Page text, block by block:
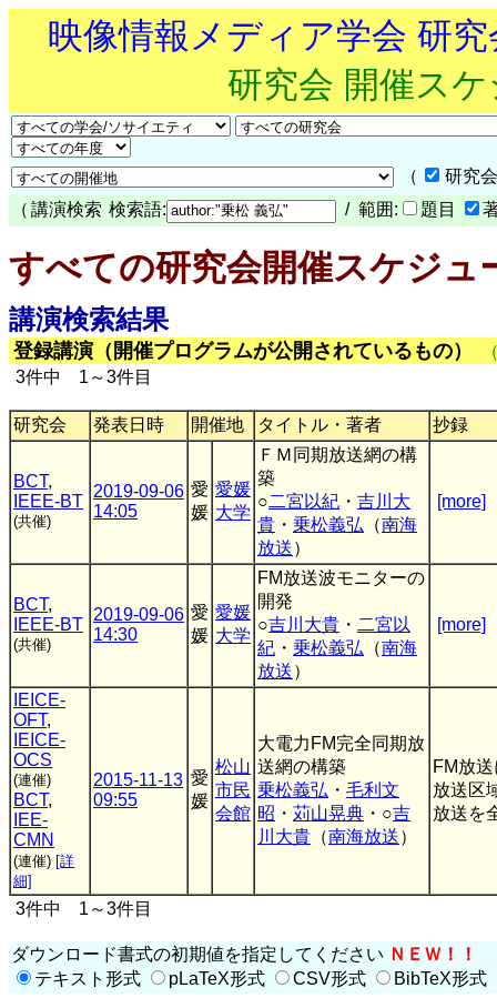
映像情報メディア学会 研
研究会 開催ス
（
研究
（ 講演検索 検索語: / 範囲: 題目
すべての研究会開催スケジュ
講演検索結果
登録講演（開催プログラムが公開されているもの）
3件中 1～3件目
研究会 発表日時 開催地 タイトル・著者 抄録
BCT,
IEEE-BT
(共催)
2019-09-06
14:05
愛
媛
愛媛
大学
ＦＭ同期放送網の構
築
○二宮以紀 ・ 吉川大
貴 ・ 乗松義弘 （南海
放送）
[more]
BCT,
IEEE-BT
(共催)
2019-09-06
14:30
愛
媛
愛媛
大学
FM放送波モニターの
開発
○吉川大貴 ・ 二宮以
紀 ・ 乗松義弘 （南海
放送）
[more]
IEICE-
OFT,
IEICE-
OCS
(連催)
BCT,
IEE-
CMN
(連催) [詳
細]
2015-11-13
09:55
愛
媛
松山
市民
会館
大電力FM完全同期放
送網の構築
乗松義弘 ・ 毛利文
昭 ・ 苅山晃典 ・○吉
川大貴 （南海放送）
FM放
放送区
放送を
3件中 1～3件目
ダウンロード書式の初期値を指定してください ＮＥＷ！！
テキスト形式
pLaTeX形式 CSV形式 BibTeX形式